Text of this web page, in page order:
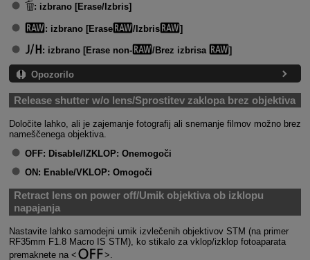
: izbrano [Erase/Izbris]
: izbrano [Erase /Izbris ]
: izbrano [Erase non- /Brez izbrisa ]
Opozorilo
Release shutter w/o lens/Sprostitev zaklopa brez objektiva
Določite lahko, ali je zajemanje fotografij ali snemanje filmov možno brez
nameščenega objektiva.
OFF: Disable/IZKLOP: Onemogoči
ON: Enable/VKLOP: Omogoči
Retract lens on power off/Umik objektiva ob izklopu
napajanja
Nastavite lahko samodejni umik izvlečenih objektivov STM (na primer
RF35mm F1.8 Macro IS STM), ko stikalo za vklop/izklop fotoaparata
premaknete na
.